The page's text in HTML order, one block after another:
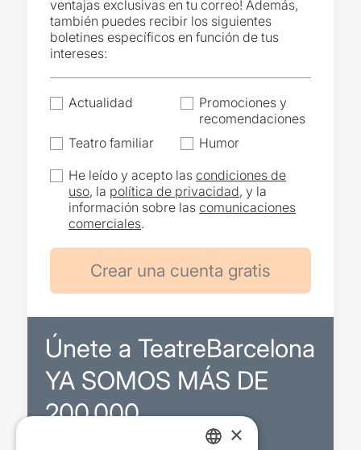
ventajas exclusivas en tu correo! Además,
también puedes recibir los siguientes
boletines específicos en función de tus
intereses:
Actualidad
Promociones y
recomendaciones
Teatro familiar
Humor
He leído y acepto lascondiciones de
uso, la política de privacidad, y la
información sobre lascomunicaciones
comerciales.
Únete a TeatreBarcelona
YA SOMOS MÁS DE
200.000
×